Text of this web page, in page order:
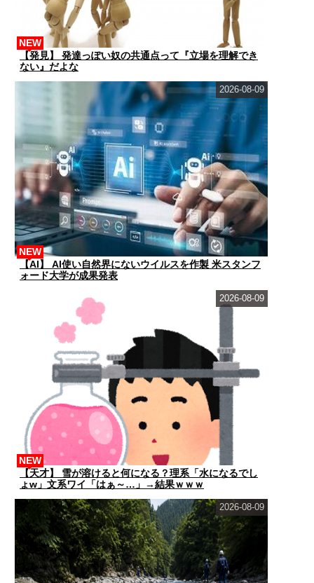
【発見】 発達っぽい奴の共通点って『立場を理解でき
ない』だよな
NEW
【AI】 AI使い自然界にないウイルスを作製 米スタンフ
ォード大学が成果発表
NEW
2026-08-09
【天才】 雪が溶けると何になる？理系「水になるでし
ょw」文系ワイ「はぁ～…」→結果ｗｗｗ
NEW
2026-08-09
2026-08-09